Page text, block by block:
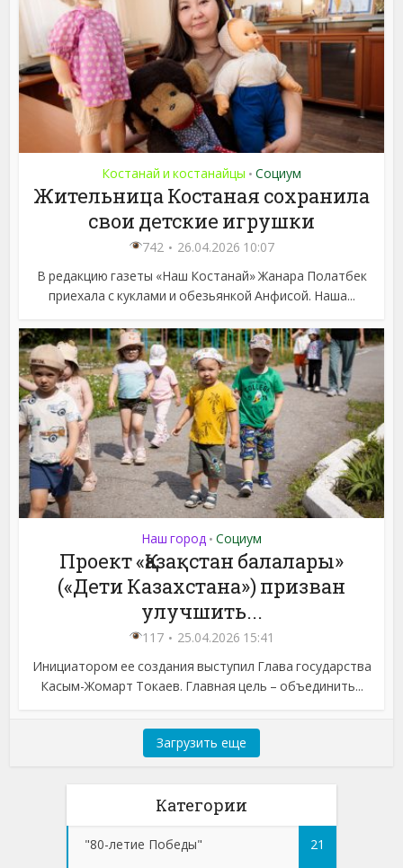
Костанай и костанайцы • Социум
Жительница Костаная сохранила
свои детские игрушки
742
26.04.2026 10:07
В редакцию газеты «Наш Костанай» Жанара Полатбек
приехала с куклами и обезьянкой Анфисой. Наша...
Наш город • Социум
Проект «Қазақстан балалары»
(«Дети Казахстана») призван
улучшить...
117
25.04.2026 15:41
Инициатором ее создания выступил Глава государства
Касым-Жомарт Токаев. Главная цель – объединить...
Загрузить еще
Категории
"80-летие Победы" 21